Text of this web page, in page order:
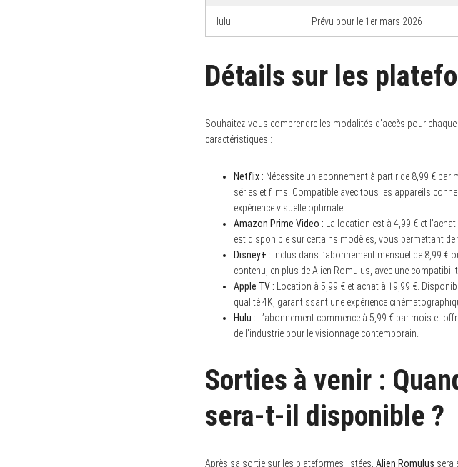
Hulu Prévu pour le 1er mars 2026
Détails sur les
Souhaitez-vous comprendre les modalités d’accès pour
caractéristiques :
Netflix : Nécessite un abonnement à partir de 8,99 €
séries et films. Compatible avec tous les appareils
expérience visuelle optimale.
Amazon Prime Video : La location est à 4,99 € et
est disponible sur certains modèles, vous permettant de
Disney+ : Inclus dans l’abonnement mensuel de 8,99 €
contenu, en plus de Alien Romulus, avec une
Apple TV : Location à 5,99 € et achat à 19,99 €.
qualité 4K, garantissant une expérience
Hulu : L’abonnement commence à 5,99 € par mois et
de l’industrie pour le visionnage contemporain.
Sorties à venir :
sera-t-il disponible ?
Après sa sortie sur les plateformes listées, Alien Romulus sera